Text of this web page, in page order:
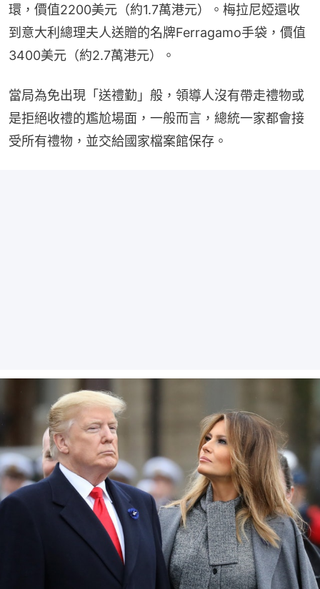
環，價值2200美元（約1.7萬港元）。梅拉尼婭還收
到意大利總理夫人送贈的名牌Ferragamo手袋，價值
3400美元（約2.7萬港元）。
當局為免出現「送禮勤」般，領導人沒有帶走禮物或
是拒絕收禮的尷尬場面，一般而言，總統一家都會接
受所有禮物，並交給國家檔案館保存。